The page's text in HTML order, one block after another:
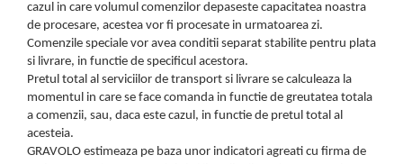
Etichete pentru sticla de vin
Cadouri Personalizate Unice
Sorturi Personalizate
cazul in care volumul comenzilor depaseste capacitatea noastra
de procesare, acestea vor fi procesate in urmatoarea zi.
Comenzile speciale vor avea conditii separat stabilite pentru plata
si livrare, in functie de specificul acestora.
Pretul total al serviciilor de transport si livrare se calculeaza la
momentul in care se face comanda in functie de greutatea totala
a comenzii, sau, daca este cazul, in functie de pretul total al
acesteia.
GRAVOLO estimeaza pe baza unor indicatori agreati cu firma de